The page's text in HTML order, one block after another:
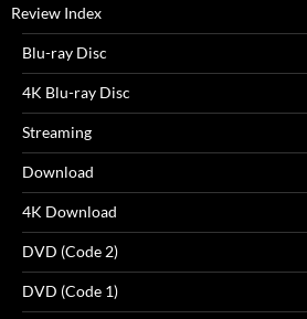
Review Index
Blu-ray Disc
4K Blu-ray Disc
Streaming
Download
4K Download
DVD (Code 2)
DVD (Code 1)